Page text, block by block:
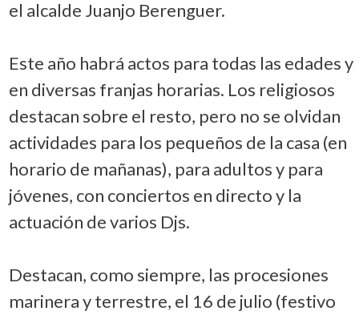
el alcalde Juanjo Berenguer.
Este año habrá actos para todas las edades y
en diversas franjas horarias. Los religiosos
destacan sobre el resto, pero no se olvidan
actividades para los pequeños de la casa (en
horario de mañanas), para adultos y para
jóvenes, con conciertos en directo y la
actuación de varios Djs.
Destacan, como siempre, las procesiones
marinera y terrestre, el 16 de julio (festivo